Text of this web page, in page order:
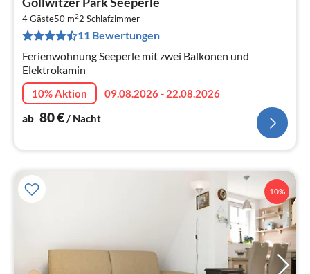
4 Gäste50 m22 Schlafzimmer
11 Bewertungen
Ferienwohnung Seeperle mit zwei Balkonen und
Elektrokamin
10% Aktion
09.08.2026 - 22.08.2026
ab 80€/ Nacht
10%